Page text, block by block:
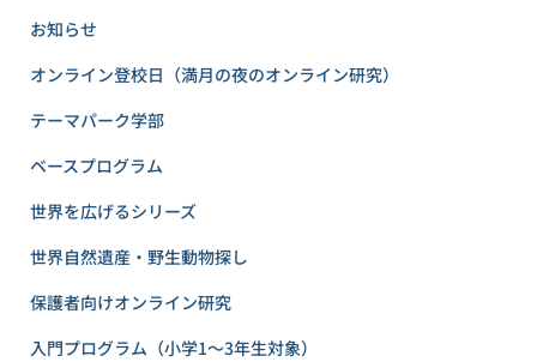
お知らせ
オンライン登校日（満月の夜のオンライン研究）
テーマパーク学部
ベースプログラム
世界を広げるシリーズ
世界自然遺産・野生動物探し
保護者向けオンライン研究
入門プログラム（小学1〜3年生対象）